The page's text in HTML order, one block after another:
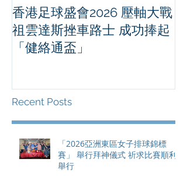
香港足球盛會2026 壓軸大戰
祖雲達斯挫車路士 成功捧起
「健絡通盃」
Recent Posts
「2026亞洲東區女子排球錦標
賽」 舉行拜神儀式 祈求比賽順利
舉行